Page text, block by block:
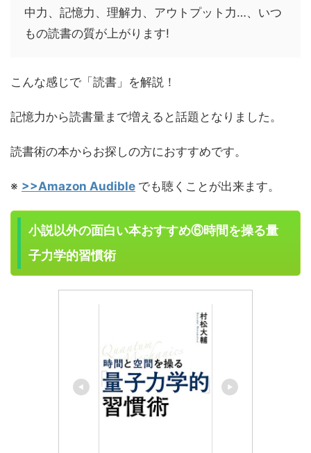
中力、記憶力、理解力、アウトプット力…、いつ
もの読書の質が上がります!
こんな感じで「読書」を解説！
記憶力から読書量まで増えると話題となりました。
読書術の本からお探しの方におすすめです。
※ >>Amazon Audible でも聴くことが出来ます。
小説以外の面白い本おすすめ⑥時間を操る量
子力学的習慣術